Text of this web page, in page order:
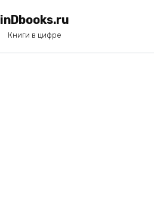
inDbooks.ru
Книги в цифре